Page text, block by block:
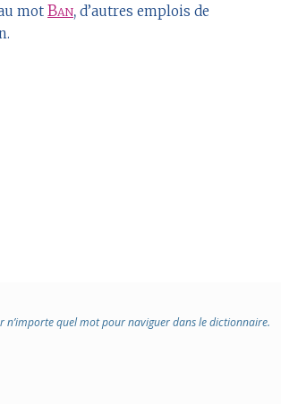
mot Ban, d’autres emplois de
n’importe quel mot pour naviguer dans le dictionnaire.